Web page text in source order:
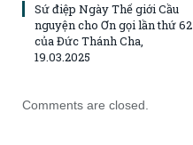
Sứ điệp Ngày Thế giới Cầu
nguyện cho Ơn gọi lần thứ 62
của Đức Thánh Cha,
19.03.2025
Comments are closed.